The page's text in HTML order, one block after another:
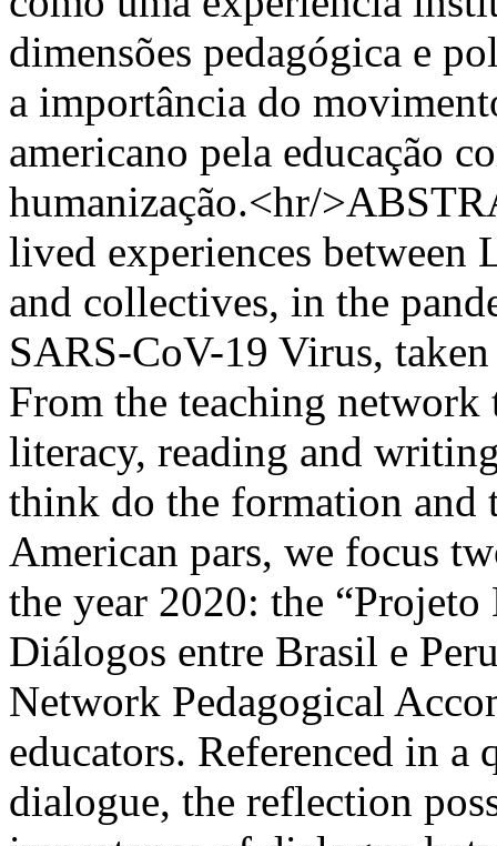
dimensões pedagógica e
a importância do
americano pela educação
humanização.<hr/
lived experiences between
and collectives, in the
SARS-CoV-19 Virus,
From the teaching
literacy, reading and
think do the formation and
American pars, we focus
the year 2020: the
Diálogos entre Brasil e
Network Pedagogical
educators. Referenced in a
dialogue, the reflection